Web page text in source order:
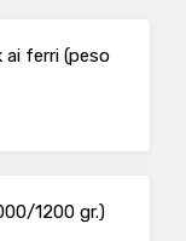
ferri (peso
1200 gr.)